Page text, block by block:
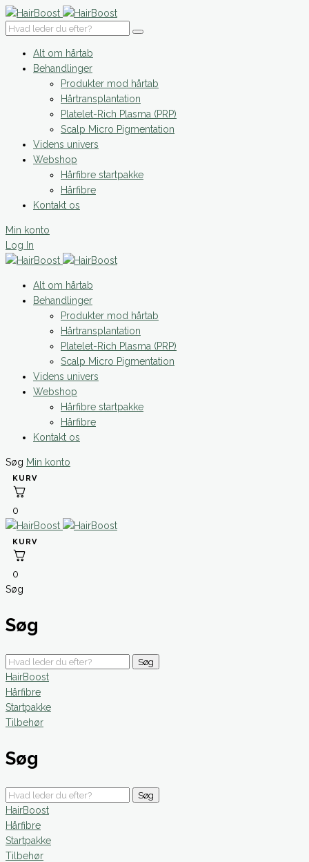
Alt om hårtab
Behandlinger
Produkter mod hårtab
Hårtransplantation
Platelet-Rich Plasma (PRP)
Scalp Micro Pigmentation
Videns univers
Webshop
Hårfibre startpakke
Hårfibre
Kontakt os
Min konto
Log In
Alt om hårtab
Behandlinger
Produkter mod hårtab
Hårtransplantation
Platelet-Rich Plasma (PRP)
Scalp Micro Pigmentation
Videns univers
Webshop
Hårfibre startpakke
Hårfibre
Kontakt os
Søg Min konto
0
0
Søg
Søg
Søg
HairBoost
Hårfibre
Startpakke
Tilbehør
Søg
Søg
HairBoost
Hårfibre
Startpakke
Tilbehør